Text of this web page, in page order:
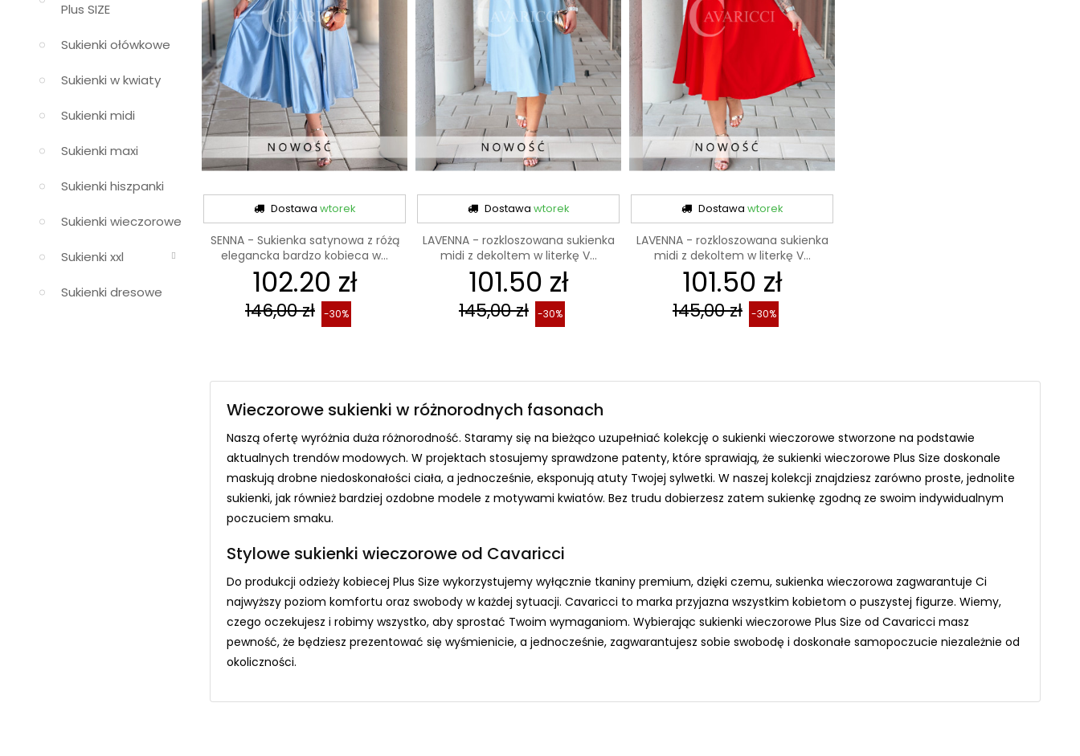
Plus SIZE
Sukienki ołówkowe
Sukienki w kwiaty
Sukienki midi
Sukienki maxi
Sukienki hiszpanki
Sukienki wieczorowe
Sukienki xxl
Sukienki dresowe
Dostawa wtorek
SENNA - Sukienka satynowa z różą
elegancka bardzo kobieca w...
102.20 zł
146,00 zł -30%
Dostawa wtorek
LAVENNA - rozkloszowana sukienka
midi z dekoltem w literkę V...
101.50 zł
145,00 zł -30%
Dostawa wtorek
LAVENNA - rozkloszowana sukienka
midi z dekoltem w literkę V...
101.50 zł
145,00 zł -30%
Wieczorowe sukienki w różnorodnych fasonach
Naszą ofertę wyróżnia duża różnorodność. Staramy się na bieżąco uzupełniać kolekcję o sukienki wieczorowe stworzone na podstawie
aktualnych trendów modowych. W projektach stosujemy sprawdzone patenty, które sprawiają, że sukienki wieczorowe Plus Size doskonale
maskują drobne niedoskonałości ciała, a jednocześnie, eksponują atuty Twojej sylwetki. W naszej kolekcji znajdziesz zarówno proste, jednolite
sukienki, jak również bardziej ozdobne modele z motywami kwiatów. Bez trudu dobierzesz zatem sukienkę zgodną ze swoim indywidualnym
poczuciem smaku.
Stylowe sukienki wieczorowe od Cavaricci
Do produkcji odzieży kobiecej Plus Size wykorzystujemy wyłącznie tkaniny premium, dzięki czemu, sukienka wieczorowa zagwarantuje Ci
najwyższy poziom komfortu oraz swobody w każdej sytuacji. Cavaricci to marka przyjazna wszystkim kobietom o puszystej figurze. Wiemy,
czego oczekujesz i robimy wszystko, aby sprostać Twoim wymaganiom. Wybierając sukienki wieczorowe Plus Size od Cavaricci masz
pewność, że będziesz prezentować się wyśmienicie, a jednocześnie, zagwarantujesz sobie swobodę i doskonałe samopoczucie niezależnie od
okoliczności.